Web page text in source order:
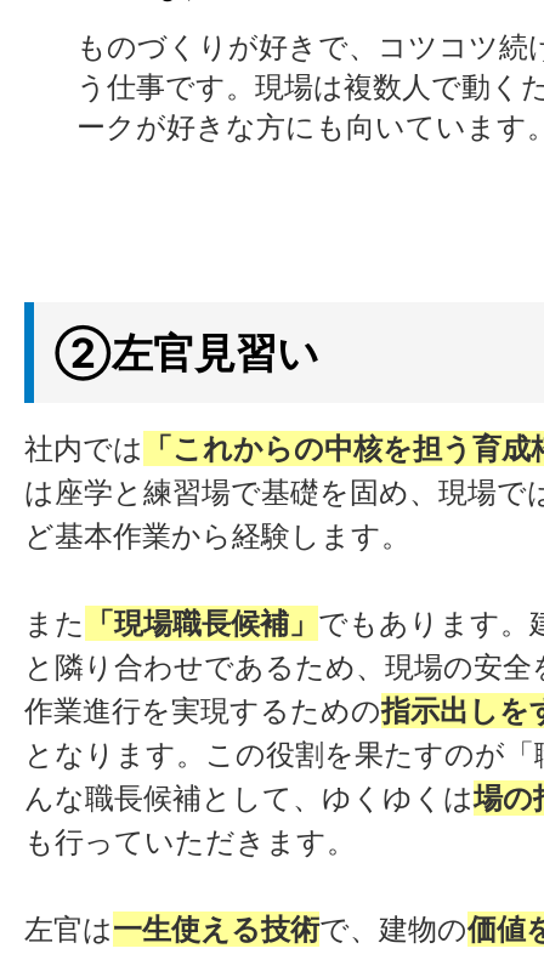
ものづくりが好きで、コツコツ続
う仕事です。現場は複数人で動く
ークが好きな方にも向いています
②左官見習い
社内では 「これからの中核を担う育成
は座学と練習場で基礎を固め、現場で
ど基本作業から経験します。
また 「現場職長候補」 でもあります。
と隣り合わせであるため、現場の安全
作業進行を実現するための指示出しを
となります。この役割を果たすのが
んな職長候補として、ゆくゆくは場の
も行っていただきます。
左官は一生使える技術で、建物の価値